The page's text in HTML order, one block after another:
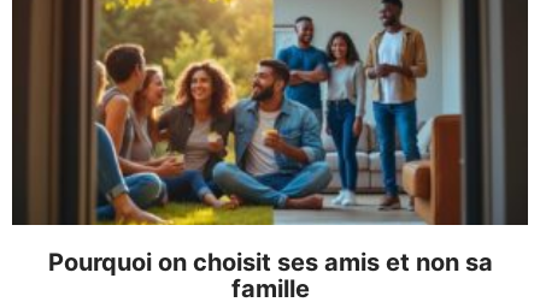
Pourquoi on choisit ses amis et non sa
famille